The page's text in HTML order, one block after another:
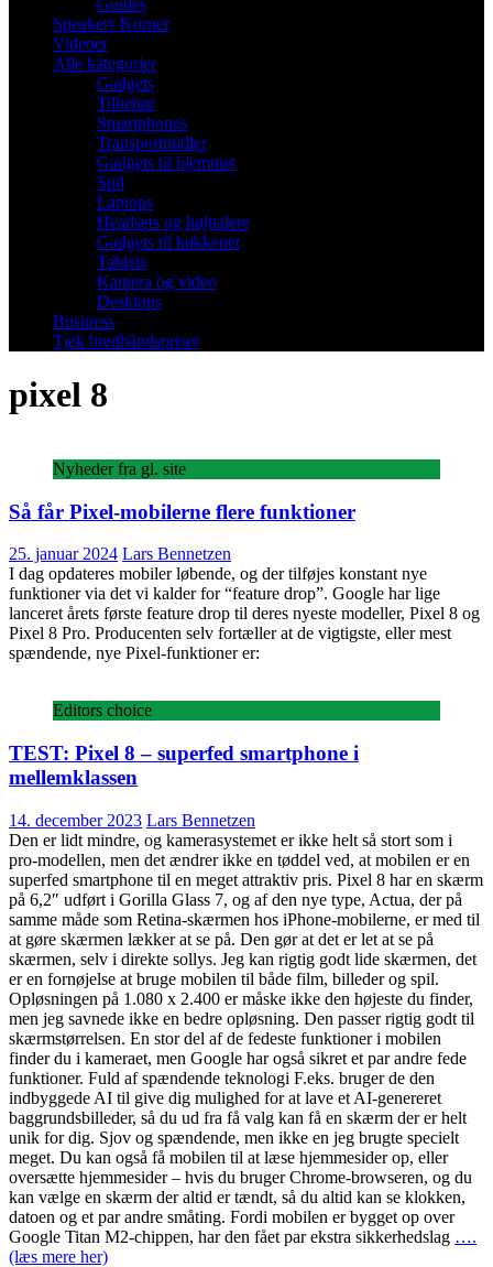
Guides
Speakers Korner
Videoer
Alle kategorier
Gadgets
Tilbehør
Smartphones
Transportmidler
Gadgets til hjemmet
Spil
Laptops
Headsets og højttalere
Gadgets til køkkenet
Tablets
Kamera og video
Desktops
Business
Tjek bredbåndspriser
pixel 8
Nyheder fra gl. site
Så får Pixel-mobilerne flere funktioner
25. januar 2024 Lars Bennetzen
I dag opdateres mobiler løbende, og der tilføjes konstant nye
funktioner via det vi kalder for “feature drop”. Google har lige
lanceret årets første feature drop til deres nyeste modeller, Pixel 8 og
Pixel 8 Pro. Producenten selv fortæller at de vigtigste, eller mest
spændende, nye Pixel-funktioner er:
Editors choice
TEST: Pixel 8 – superfed smartphone i
mellemklassen
14. december 2023 Lars Bennetzen
Den er lidt mindre, og kamerasystemet er ikke helt så stort som i
pro-modellen, men det ændrer ikke en tøddel ved, at mobilen er en
superfed smartphone til en meget attraktiv pris. Pixel 8 har en skærm
på 6,2″ udført i Gorilla Glass 7, og af den nye type, Actua, der på
samme måde som Retina-skærmen hos iPhone-mobilerne, er med til
at gøre skærmen lækker at se på. Den gør at det er let at se på
skærmen, selv i direkte sollys. Jeg kan rigtig godt lide skærmen, det
er en fornøjelse at bruge mobilen til både film, billeder og spil.
Opløsningen på 1.080 x 2.400 er måske ikke den højeste du finder,
men jeg savnede ikke en bedre opløsning. Den passer rigtig godt til
skærmstørrelsen. En stor del af de fedeste funktioner i mobilen
finder du i kameraet, men Google har også sikret et par andre fede
funktioner. Fuld af spændende teknologi F.eks. bruger de den
indbyggede AI til give dig mulighed for at lave et AI-genereret
baggrundsbilleder, så du ud fra få valg kan få en skærm der er helt
unik for dig. Sjov og spændende, men ikke en jeg brugte specielt
meget. Du kan også få mobilen til at læse hjemmesider op, eller
oversætte hjemmesider – hvis du bruger Chrome-browseren, og du
kan vælge en skærm der altid er tændt, så du altid kan se klokken,
datoen og et par andre småting. Fordi mobilen er bygget op over
Google Titan M2-chippen, har den fået par ekstra sikkerhedslag ….
(læs mere her)